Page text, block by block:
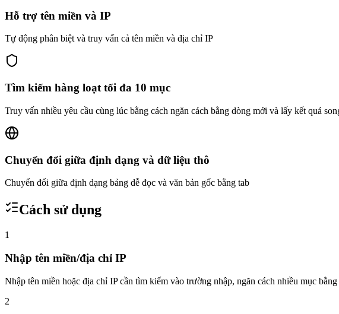
Hỗ trợ tên miền và IP
Tự động phân biệt và truy vấn cả tên miền và địa chỉ IP
Tìm kiếm hàng loạt tối đa 10 mục
Truy vấn nhiều yêu cầu cùng lúc bằng cách ngăn cách bằng dòng mới và lấy kết quả
Chuyển đổi giữa định dạng và dữ liệu thô
Chuyển đổi giữa định dạng bảng dễ đọc và văn bản gốc bằng tab
Cách sử dụng
1
Nhập tên miền/địa chỉ IP
Nhập tên miền hoặc địa chỉ IP cần tìm kiếm vào trường nhập, ngăn cách nhiều mục
2